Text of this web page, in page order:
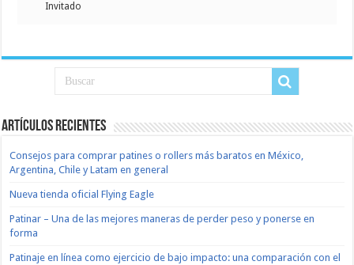
Invitado
Artículos recientes
Consejos para comprar patines o rollers más baratos en México,
Argentina, Chile y Latam en general
Nueva tienda oficial Flying Eagle
Patinar – Una de las mejores maneras de perder peso y ponerse en
forma
Patinaje en línea como ejercicio de bajo impacto: una comparación con el